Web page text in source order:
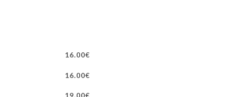
16.00€
16.00€